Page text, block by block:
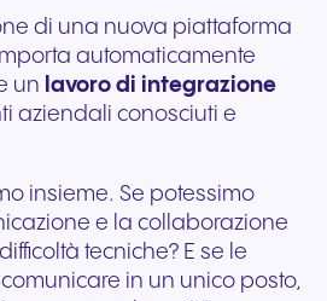
di una nuova piattaforma
automaticamente
un lavoro di integrazione
aziendali conosciuti e
insieme. Se potessimo
e la collaborazione
tecniche? E se le
in un unico posto,